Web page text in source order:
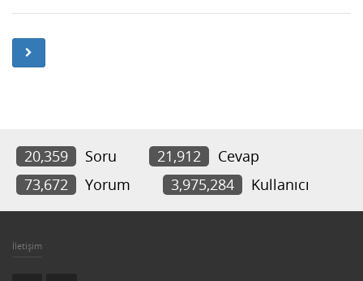
20,359 Soru 21,912
Cevap
73,672
Yorum 3,975,284 Kullanıcı
İletişim